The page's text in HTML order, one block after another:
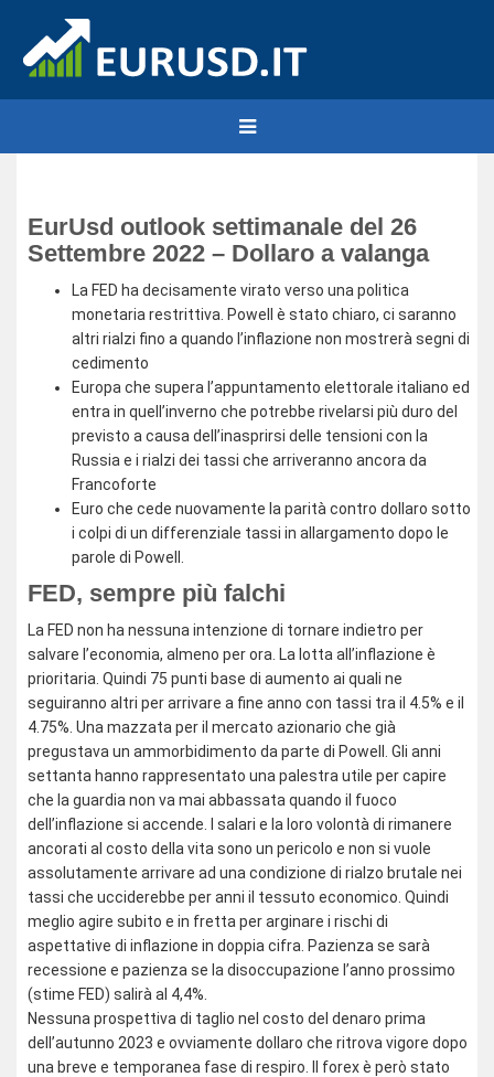
EurUsd outlook settimanale del 26
Settembre 2022 – Dollaro a valanga
La FED ha decisamente virato verso una politica
monetaria restrittiva. Powell è stato chiaro, ci saranno
altri rialzi fino a quando l’inflazione non mostrerà segni di
cedimento
Europa che supera l’appuntamento elettorale italiano ed
entra in quell’inverno che potrebbe rivelarsi più duro del
previsto a causa dell’inasprirsi delle tensioni con la
Russia e i rialzi dei tassi che arriveranno ancora da
Francoforte
Euro che cede nuovamente la parità contro dollaro sotto
i colpi di un differenziale tassi in allargamento dopo le
parole di Powell.
FED, sempre più falchi
La FED non ha nessuna intenzione di tornare indietro per
salvare l’economia, almeno per ora. La lotta all’inflazione è
prioritaria. Quindi 75 punti base di aumento ai quali ne
seguiranno altri per arrivare a fine anno con tassi tra il 4.5% e il
4.75%. Una mazzata per il mercato azionario che già
pregustava un ammorbidimento da parte di Powell. Gli anni
settanta hanno rappresentato una palestra utile per capire
che la guardia non va mai abbassata quando il fuoco
dell’inflazione si accende. I salari e la loro volontà di rimanere
ancorati al costo della vita sono un pericolo e non si vuole
assolutamente arrivare ad una condizione di rialzo brutale nei
tassi che ucciderebbe per anni il tessuto economico. Quindi
meglio agire subito e in fretta per arginare i rischi di
aspettative di inflazione in doppia cifra. Pazienza se sarà
recessione e pazienza se la disoccupazione l’anno prossimo
(stime FED) salirà al 4,4%.
Nessuna prospettiva di taglio nel costo del denaro prima
dell’autunno 2023 e ovviamente dollaro che ritrova vigore dopo
una breve e temporanea fase di respiro. Il forex è però stato